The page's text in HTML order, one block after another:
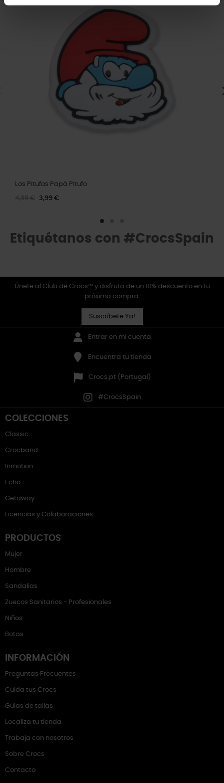
Los Pitufos Papá Pitufo
4,99 € 3,99 €
Etiquétanos con #CrocsSpain
Únete al Club de Crocs™ y disfruta de un 10% descuento en tu
próxima compra.
Suscríbete Ya!
Entrar en mi cuenta
Encuentra tu tienda
Crocs.pt (Portugal)
#CrocsSpain
COLECCIONES
Classic
Crocband
Inmotion
Echo
Getaway
Licencias y Colaboraciones
PRODUCTOS
Mujer
Hombre
Sandalias
Zuecos Sanitarios - Profesionales
Niños
Botas
INFORMACIÓN
Preguntas Frecuentes
Cuida tus Crocs
Guías de tallas
Localiza tu tienda
Trabaja con nosotros
Sobre Crocs
Contacto